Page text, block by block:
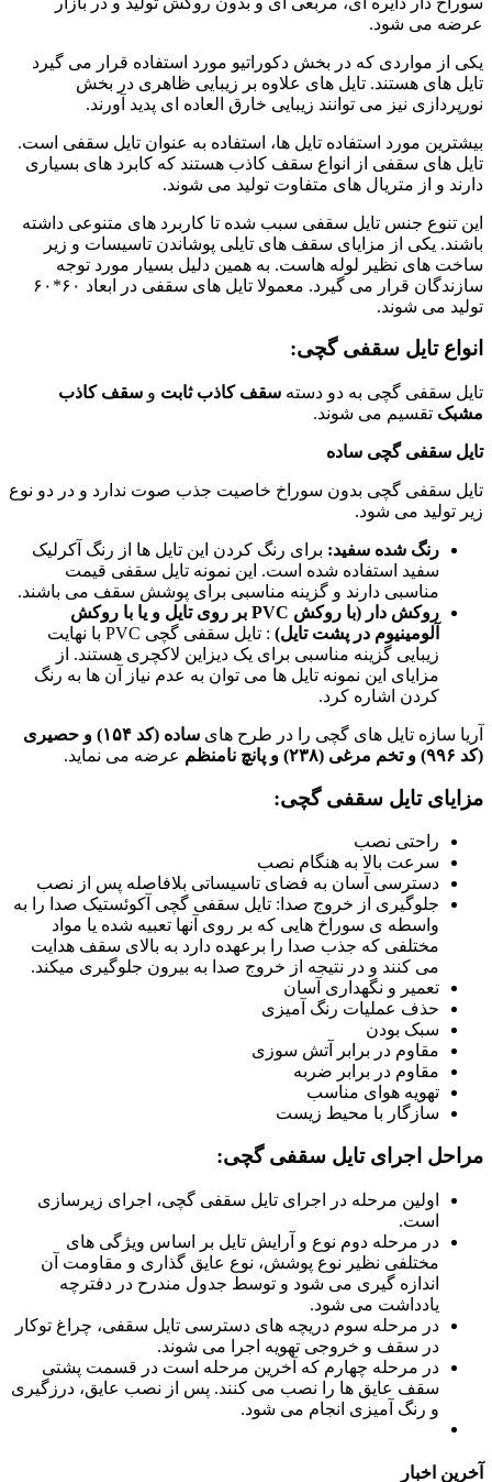
عرضه می شود.
یکی از مواردی که در بخش دکوراتیو مورد استفاده قرار می گیرد
تایل های هستند. تایل های علاوه بر زیبایی ظاهری در بخش
نورپردازی نیز می توانند زیبایی خارق العاده ای پدید آورند.
بیشترین مورد استفاده تایل ها، استفاده به عنوان تایل سقفی است.
تایل های سقفی از انواع سقف کاذب هستند که کابرد های بسیاری
دارند و از متریال های متفاوت تولید می شوند.
این تنوع جنس تایل سقفی سبب شده تا کاربرد های متنوعی داشته
باشند. یکی از مزایای سقف های تایلی پوشاندن تاسیسات و زیر
ساخت های نظیر لوله هاست. به همین دلیل بسیار مورد توجه
سازندگان قرار می گیرد. معمولا تایل های سقفی در ابعاد ۶۰*۶۰
تولید می شوند.
انواع تایل سقفی گچی:
تایل سقفی گچی به دو دسته سقف کاذب ثابت و سقف کاذب
مشبک تقسیم می شوند.
تایل‌ سقفی گچی ساده
تایل سقفی گچی بدون سوراخ خاصیت جذب صوت ندارد و در دو نوع
زیر تولید می شود.
رنگ شده سفید: برای رنگ کردن این تایل ها از رنگ آکرلیک
سفید استفاده شده است. این نمونه تایل سقفی قیمت
مناسبی دارند و گزینه مناسبی برای پوشش سقف می باشند.
روکش دار (با روکش
بر روی تایل و یا با روکش
آلومینیوم در پشت تایل)
: تایل سقفی گچی PVC با نهایت
زیبایی گزینه مناسبی برای یک دیزاین لاکچری هستند. از
مزایای این نمونه تایل ها می توان به عدم نیاز آن ها به رنگ
کردن اشاره کرد.
آریا سازه تایل های گچی را در طرح های
ساده (کد ۱۵۴) و حصیری
(کد ۹۹۶) و تخم مرغی (۲۳۸) و پانچ نامنظم
عرضه می نماید.
مزایای تایل سقفی گچی:
راحتی نصب
سرعت بالا به هنگام نصب
دسترسی آسان به فضای تاسیساتی بلافاصله پس از نصب
جلوگیری از خروج صدا: تایل سقفی گچی آکوئستیک صدا را به
واسطه ی سوراخ هایی که بر روی آنها تعبیه شده یا مواد
مختلفی که جذب صدا را برعهده دارد به بالای سقف هدایت
می کنند و در نتیجه از خروج صدا به بیرون جلوگیری میکند.
تعمیر و نگهداری آسان
حذف عملیات رنگ آمیزی
سبک بودن
مقاوم در برابر آتش سوزی
مقاوم در برابر ضربه
تهویه هوای مناسب
سازگار با محیط زیست
مراحل اجرای تایل سقفی گچی:
اولین مرحله در اجرای تایل سقفی گچی، اجرای زیرسازی
است.
در مرحله دوم نوع و آرایش تایل بر اساس ویژگی های
مختلفی نظیر نوع پوشش، نوع عایق گذاری و مقاومت آن
اندازه گیری می شود و توسط جدول مندرح در دفترچه
یادداشت می شود.
در مرحله سوم دریچه های دسترسی تایل سقفی، چراغ توکار
در سقف و خروجی تهویه اجرا می شوند.
در مرحله چهارم که آخرین مرحله است در قسمت پشتی
سقف عایق ها را نصب می کنند. پس از نصب عایق، درزگیری
و رنگ آمیزی انجام می شود.
آخرین اخبار